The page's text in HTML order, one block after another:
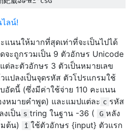
ลน์!
แนนให้มากที่สุดเท่าที่จะเป็นไปได้
จะถูกรวมเป็น 9 ตัวอักษร Unicode
ต่ละตัวอักษร 3 ตัวเป็นหมายเลข
แปลงเป็นจุดรหัส ตัวโปรแกรมใช้
อัดนี้ (ซึ่งมีค่าใช้จ่าย 110 คะแนน
งหมายคำพูด) และแมปแต่ละ c รหัส
งเป็น s tring ในฐาน -36 ( G หลัง
มต้น) î ใช้ตัวอักษร {input} ตัวแรก